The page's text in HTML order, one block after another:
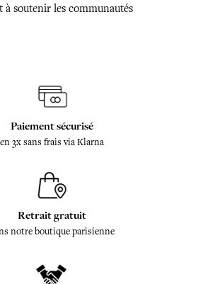
soutenir les communautés
Paiement sécurisé
en 3x sans frais via Klarna
Retrait gratuit
notre boutique parisienne